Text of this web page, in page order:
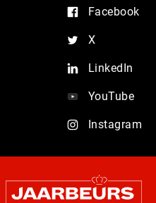
Facebook
X
LinkedIn
YouTube
Instagram